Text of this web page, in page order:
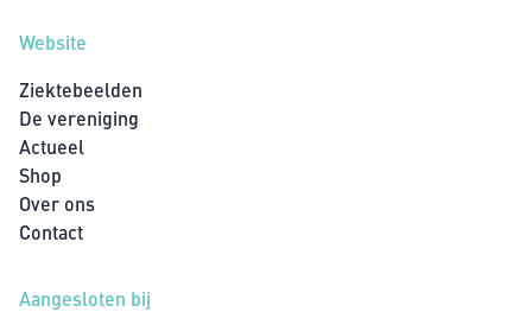
Website
Ziektebeelden
De vereniging
Actueel
Shop
Over ons
Contact
Aangesloten bij